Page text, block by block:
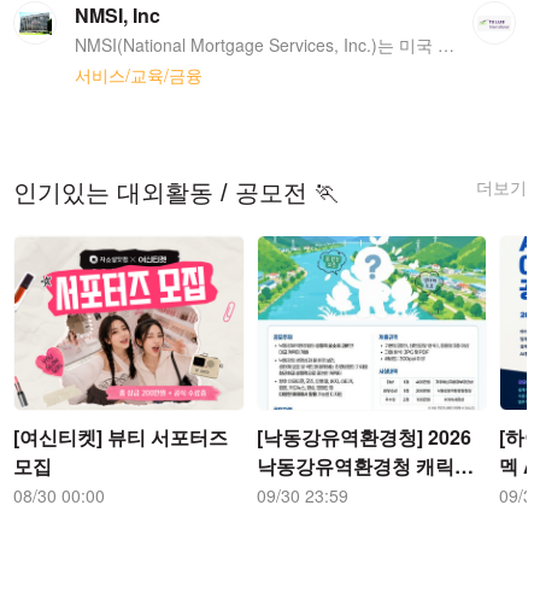
NMSI, Inc
NMSI(National Mortgage Services, Inc.)는 미국 로스엔젤레스에 본사를 두었으며, 주택담보대출상품을 전문으로 취급하는 금융회사 입니다. 회사 개요: *2008년 LA 본사 설립 *한국지사 및 미국 각 주에서 8개 사무실 운영 / 26개 주에서 mortgage license 확보 *2021 Loans Funded: $6.00 Billion USD (projected) *2020 Loans Funded: $5.53 Billion USD *2019 Loans Funded: $3.75 Billion USD *2018 Loans Funded: $2.49 Billion USD *2017 Loans Funded: $2.31 Billion USD *2016 Loans Funded: $2.12 Billion USD *Major Investors: Citi, Flagstar, Amerihome, USBank, Texas Capital Bank etc. (over 30 investors) *자회사: Nexcap Home Loans, Divine Mortgage, The Money Mortgage, Total Mortgage Solutions, AI Blue
서비스/교육/금융
더보기
인기있는 대외활동 / 공모전 🏃
[여신티켓] 뷰티 서포터즈
모집
08/30 00:00
[낙동강유역환경청] 2026
낙동강유역환경청 캐릭터
디자인 공모전 공모전
09/30 23:59
[하
멕
전
09/